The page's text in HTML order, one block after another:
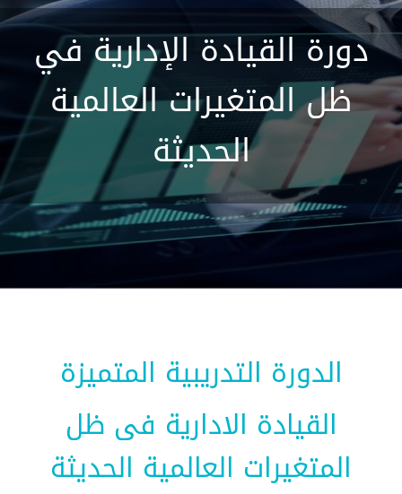
دورة القيادة الإدارية في
ظل المتغيرات العالمية
الحديثة
الدورة التدريبية المتميزة
القيادة الادارية فى ظل
المتغيرات العالمية الحديثة